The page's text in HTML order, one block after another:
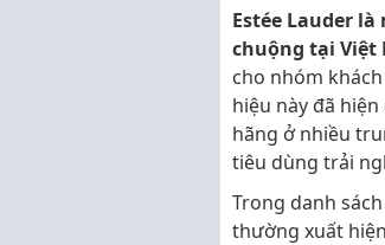
Estée Lauder
chuộng tại Việt
cho nhóm
hiệu này đã
hãng ở nhiều
tiêu dùng trải
Trong danh
thường xuất